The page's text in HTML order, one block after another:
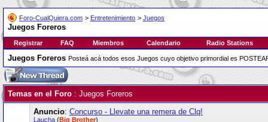
Foro-CualQuiera.com > Entretenimiento > Juegos
Juegos Foreros
Registrar FAQ Miembros Calendario Radio Stations
Juegos Foreros Posteá acá todos esos Juegos cuyo objetivo primordial es
Temas en el Foro : Juegos Foreros
Anuncio: Concurso - Llevate una remera de Clq!
Laucha (Big Brother)